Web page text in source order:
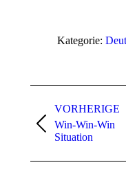
Kategorie:
VORHERIGE
Vorheriger
Beitrag:
Win-Win-Win
Situation